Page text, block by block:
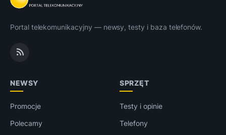
Portal telekomunikacyjny — newsy, testy i baza telefonów.
NEWSY
Promocje
Polecamy
SPRZĘT
Testy i opinie
Telefony